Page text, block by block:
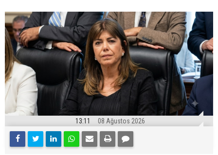
13:11 08 Ağustos 2026